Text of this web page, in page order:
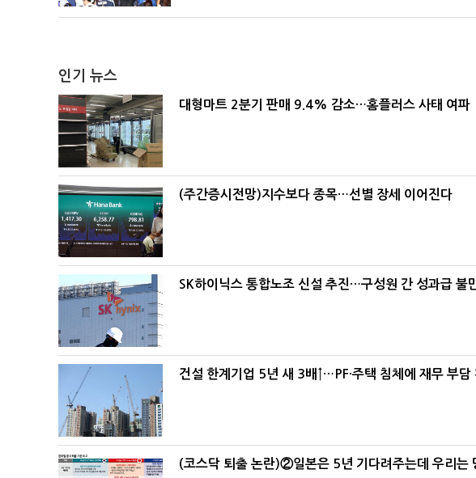
인기 뉴스
대형마트 2분기 판매 9.4% 감소…홈플러스 사태 여파
(주간증시전망)지수보다 종목…선별 장세 이어진다
SK하이닉스 통합노조 신설 추진…구성원 간 성과급 불
건설 한계기업 5년 새 3배↑…PF·주택 침체에 재무 부담
(코스닥 퇴출 논란)②일본은 5년 기다려주는데 우리는